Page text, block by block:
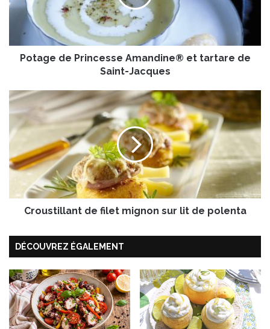
e
P
c
e
s
A
m
n
®
e
t
t
a
r
Potage de Princesse Amandine® et tartare de
Saint-Jacques
C
r
u
t
i
l
t
f
i
l
e
t
Croustillant de filet mignon sur lit de polenta
DÉCOUVREZ ÉGALEMENT